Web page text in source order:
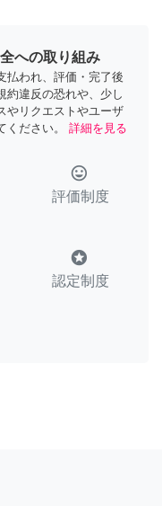
への取り組み
払われ、評価・完了後
約違反の恐れや、少し
やリクエストやユーザ
ださい。
詳細を見る
tag_faces
評価制度
stars
認定制度